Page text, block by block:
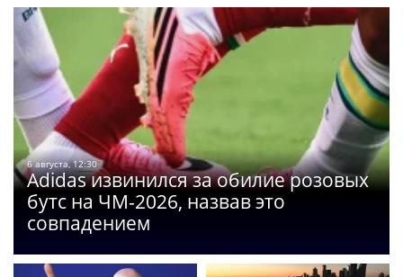
6 августа, 12:30
Adidas извинился за обилие розовых
бутс на ЧМ-2026, назвав это
совпадением